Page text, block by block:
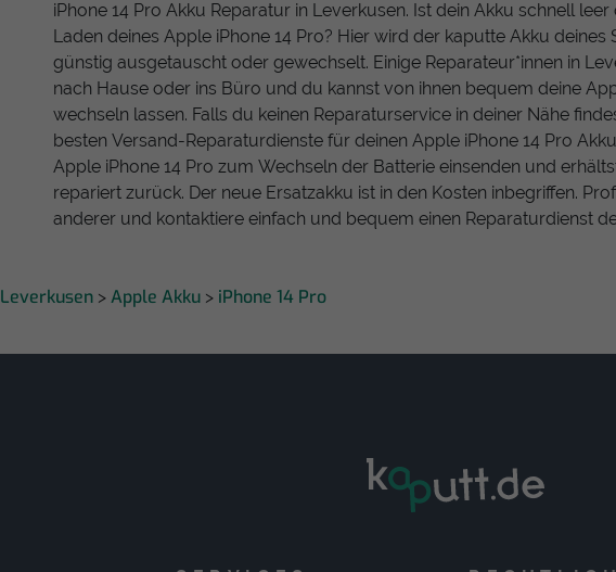
iPhone 14 Pro Akku Reparatur in Leverkusen. Ist dein Akku schnell
Laden deines Apple iPhone 14 Pro? Hier wird der kaputte Akku
günstig ausgetauscht oder gewechselt. Einige Reparateur*innen in
nach Hause oder ins Büro und du kannst von ihnen bequem deine
wechseln lassen. Falls du keinen Reparaturservice in deiner Nähe
besten Versand-Reparaturdienste für deinen Apple iPhone 14 Pro
Apple iPhone 14 Pro zum Wechseln der Batterie einsenden und
repariert zurück. Der neue Ersatzakku ist in den Kosten inbegriffen.
anderer und kontaktiere einfach und bequem einen Reparaturdienst
Leverkusen > Apple Akku > iPhone 14 Pro